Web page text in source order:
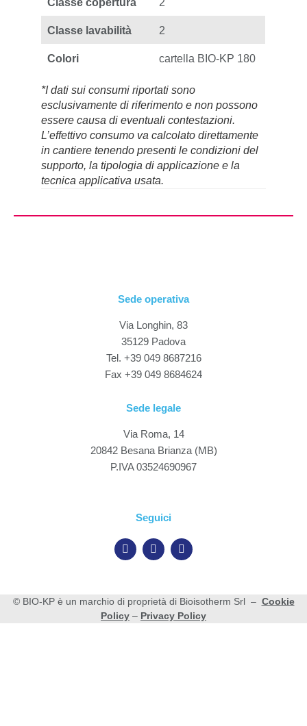
Classe lavabilità 2
Colori cartella BIO-KP 180
*I dati sui consumi riportati sono
esclusivamente di riferimento e non possono
essere causa di eventuali contestazioni.
L’effettivo consumo va calcolato direttamente
in cantiere tenendo presenti le condizioni del
supporto, la tipologia di applicazione e la
tecnica applicativa usata.
Sede operativa
Via Longhin, 83
35129 Padova
Tel. +39 049 8687216
Fax +39 049 8684624
Sede legale
Via Roma, 14
20842 Besana Brianza (MB)
P.IVA 03524690967
Seguici
© BIO-KP è un marchio di proprietà di Bioisotherm Srl – Cookie
Policy – Privacy Policy